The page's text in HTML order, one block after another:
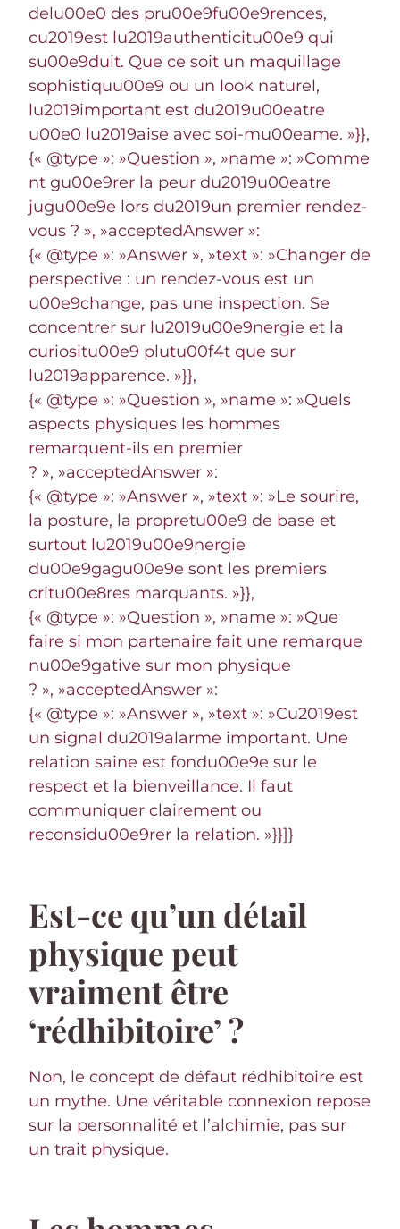
delu00e0 des pru00e9fu00e9rences,
cu2019est lu2019authenticitu00e9 qui
su00e9duit. Que ce soit un maquillage
sophistiquu00e9 ou un look naturel,
lu2019important est du2019u00eatre
u00e0 lu2019aise avec soi-mu00eame. »}},
{« @type »: »Question », »name »: »Comme
nt gu00e9rer la peur du2019u00eatre
jugu00e9e lors du2019un premier rendez-
vous ? », »acceptedAnswer »:
{« @type »: »Answer », »text »: »Changer de
perspective : un rendez-vous est un
u00e9change, pas une inspection. Se
concentrer sur lu2019u00e9nergie et la
curiositu00e9 plutu00f4t que sur
lu2019apparence. »}},
{« @type »: »Question », »name »: »Quels
aspects physiques les hommes
remarquent-ils en premier
? », »acceptedAnswer »:
{« @type »: »Answer », »text »: »Le sourire,
la posture, la propretu00e9 de base et
surtout lu2019u00e9nergie
du00e9gagu00e9e sont les premiers
critu00e8res marquants. »}},
{« @type »: »Question », »name »: »Que
faire si mon partenaire fait une remarque
nu00e9gative sur mon physique
? », »acceptedAnswer »:
{« @type »: »Answer », »text »: »Cu2019est
un signal du2019alarme important. Une
relation saine est fondu00e9e sur le
respect et la bienveillance. Il faut
communiquer clairement ou
reconsidu00e9rer la relation. »}}]}
Est-ce qu’un détail
physique peut
vraiment être
‘rédhibitoire’ ?
Non, le concept de défaut rédhibitoire est
un mythe. Une véritable connexion repose
sur la personnalité et l’alchimie, pas sur
un trait physique.